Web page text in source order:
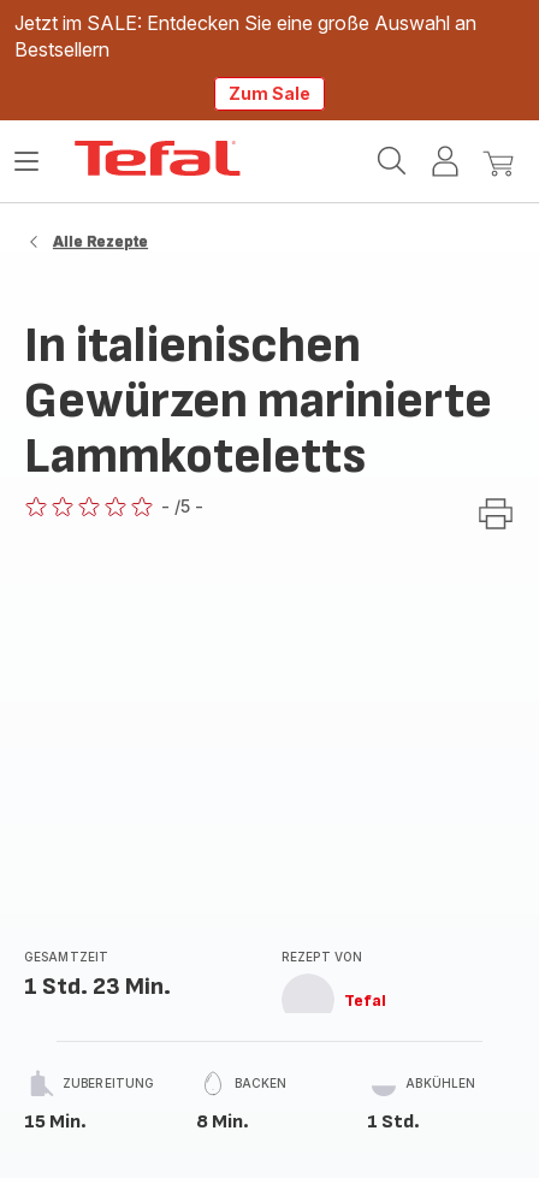
Jetzt im SALE: Entdecken Sie eine große Auswahl an
Bestsellern
Zum Sale
Mein
Mein
Das
Alle Rezepte
In italienischen
Gewürzen marinierte
Lammkoteletts
- /5 -
GESAMTZEIT
1 Std. 23 Min.
REZEPT VON
Tefal
ZUBEREITUNG
15 Min.
BACKEN
8 Min.
ABKÜHLEN
1 Std.